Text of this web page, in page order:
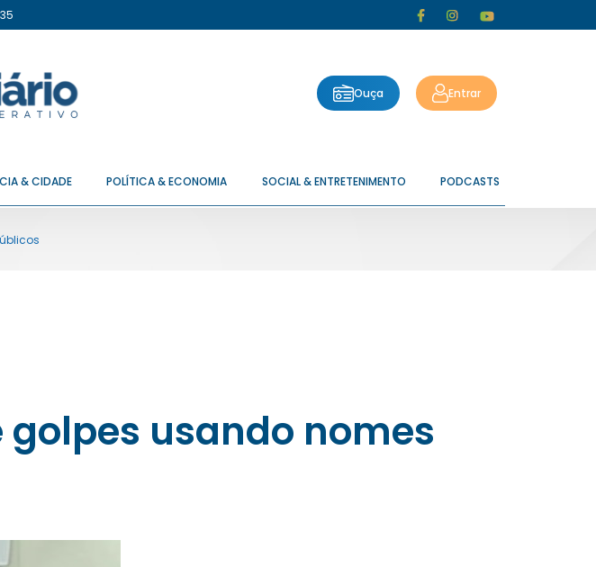
Ouça Entrar
& CIDADE POLÍTICA & ECONOMIA SOCIAL & ENTRETENIMENTO PODCASTS
usando nomes